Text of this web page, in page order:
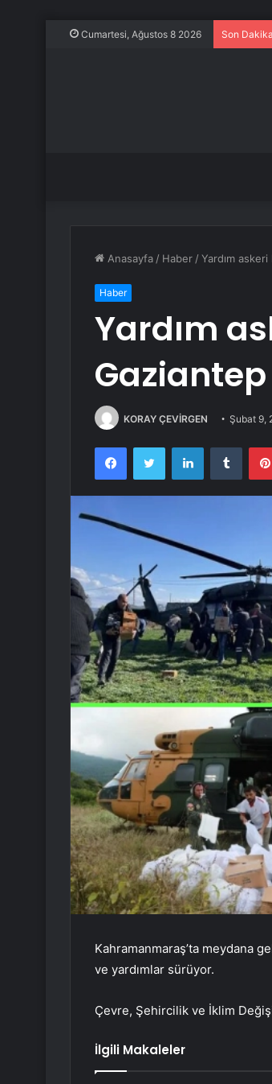
Cumartesi, Ağustos 8 2026 Son
Anasayfa / Haber /Yardım
Haber
Yardım
Gaziantep
KORAY ÇEVİRGEN Şubat 9,
FacebookTwitter LinkedIn
Kahramanmaraş’ta meydana
ve yardımlar sürüyor.
Çevre, Şehircilik ve İklim
İlgili Makaleler